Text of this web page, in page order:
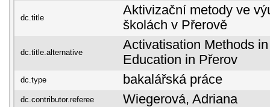
dc.title
Aktivizační metody ve
školách v Přerově
dc.title.alternative
Activatisation Methods
Education in Přerov
dc.type bakalářská práce
dc.contributor.referee Wiegerová, Adriana